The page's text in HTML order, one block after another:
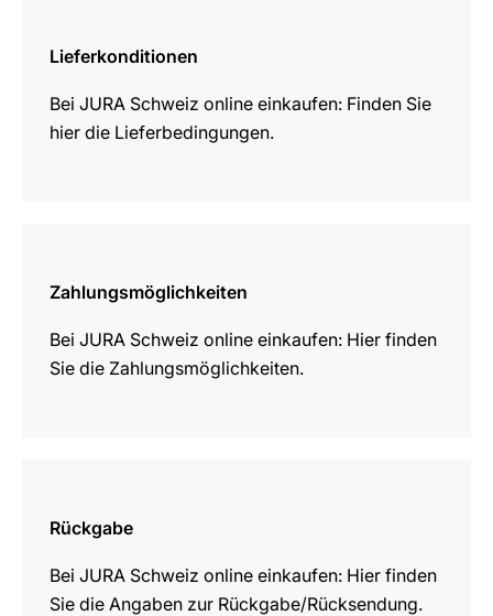
Lieferkonditionen
Bei JURA Schweiz online einkaufen: Finden Sie
hier die Lieferbedingungen.
Zahlungsmöglichkeiten
Bei JURA Schweiz online einkaufen: Hier finden
Sie die Zahlungsmöglichkeiten.
Rückgabe
Bei JURA Schweiz online einkaufen: Hier finden
Sie die Angaben zur Rückgabe/Rücksendung.